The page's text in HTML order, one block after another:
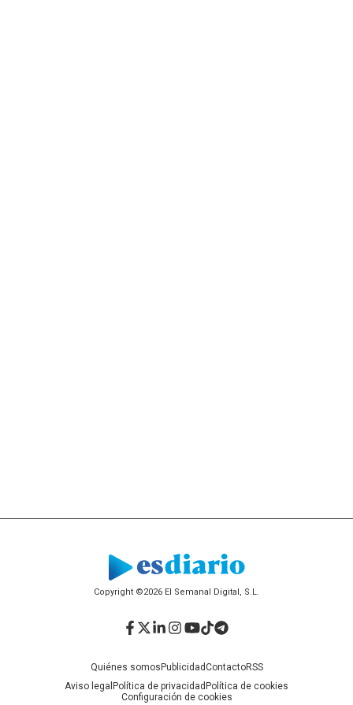
Copyright ©2026 El Semanal Digital, S.L.
Quiénes somosPublicidadContactoRSS
Aviso legal Política de privacidadPolítica de cookies
Configuración de cookies
Facebook
Twitter
LinkedIn
Instagram
YouTube
TikTok
Telegram